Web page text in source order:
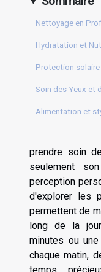
Nettoyage en
Hydratation et
Protection solaire
Soin des Yeux et
Alimentation et
prendre soin
seulement
perception
d'explorer les
permettent de
long de la
minutes ou
chaque matin,
temps